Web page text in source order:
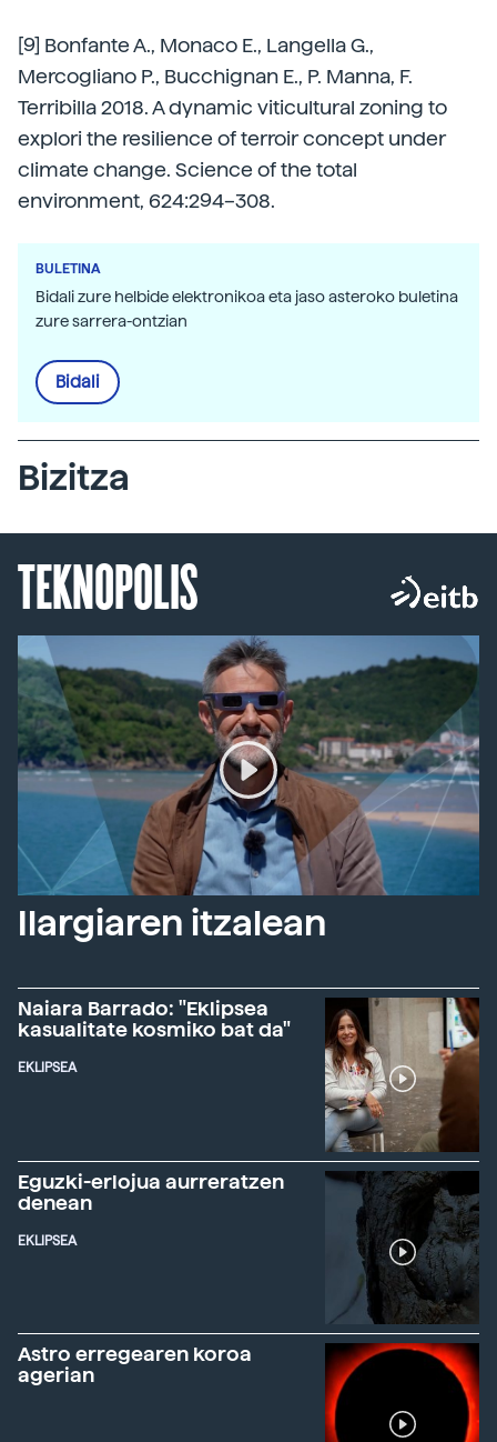
[9] Bonfante A., Monaco E., Langella G.,
Mercogliano P., Bucchignan E., P. Manna, F.
Terribilla 2018. A dynamic viticultural zoning to
explori the resilience of terroir concept under
climate change. Science of the total
environment, 624:294–308.
BULETINA
Bidali zure helbide elektronikoa eta jaso asteroko buletina
zure sarrera-ontzian
Bidali
Bizitza
TEKNOPOLIS
Ilargiaren itzalean
Naiara Barrado: "Eklipsea
kasualitate kosmiko bat da"
EKLIPSEA
Eguzki-erlojua aurreratzen
denean
EKLIPSEA
Astro erregearen koroa
agerian